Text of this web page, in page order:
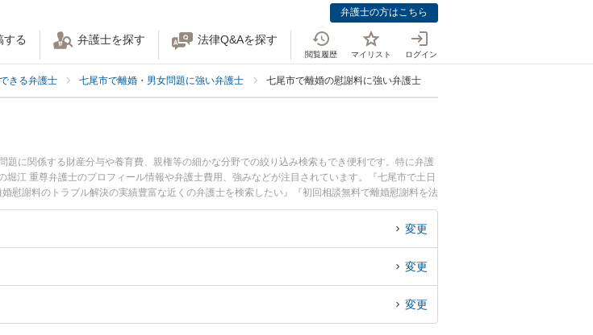
弁護士の方はこちら
する 弁護士を探す 法律Q&Aを探す
閲覧履歴 マイリスト ログイン
きる弁護士 七尾市で離婚・男女問題に強い弁護士 七尾市で離婚の慰謝料に強い弁護士
に関係する財産分与や養育費、親権等の細かな分野での絞り込み検索もでき便利です。特に弁護
江 重尊弁護士のプロフィール情報や弁護士費用、強みなどが注目されています。『七尾市で土日
慰謝料のトラブル解決の実績豊富な近くの弁護士を検索したい』『初回相談無料で離婚慰謝料を法
おすすめです。
変更
変更
変更